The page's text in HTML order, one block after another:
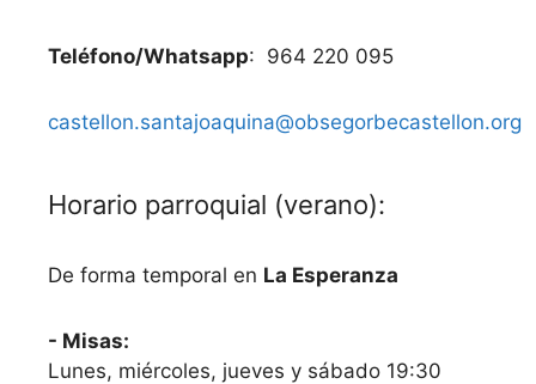
Teléfono/Whatsapp: 964 220 095
castellon.santajoaquina@obsegorbecastellon.org
Horario parroquial (verano):
De forma temporal en La Esperanza
- Misas:
Lunes, miércoles, jueves y sábado 19:30